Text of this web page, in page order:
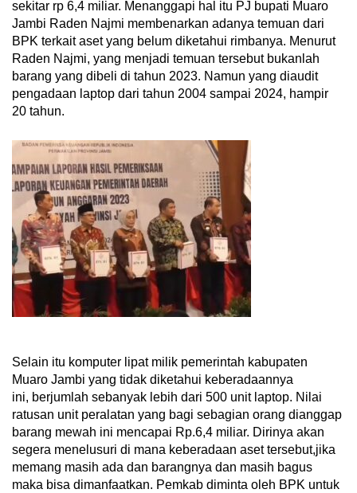
sekitar rp 6,4 miliar. Menanggapi hal itu PJ bupati Muaro
Jambi Raden Najmi membenarkan adanya temuan dari
BPK terkait aset yang belum diketahui rimbanya. Menurut
Raden Najmi, yang menjadi temuan tersebut bukanlah
barang yang dibeli di tahun 2023. Namun yang diaudit
pengadaan laptop dari tahun 2004 sampai 2024, hampir
20 tahun.
Selain itu komputer lipat milik pemerintah kabupaten
Muaro Jambi yang tidak diketahui keberadaannya
ini, berjumlah sebanyak lebih dari 500 unit laptop. Nilai
ratusan unit peralatan yang bagi sebagian orang dianggap
barang mewah ini mencapai Rp.6,4 miliar. Dirinya akan
segera menelusuri di mana keberadaan aset tersebut,jika
memang masih ada dan barangnya dan masih bagus
maka bisa dimanfaatkan. Pemkab diminta oleh BPK untuk